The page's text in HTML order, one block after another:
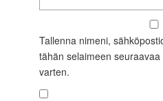
Tallenna nimeni,
tähän selaimeen
varten.